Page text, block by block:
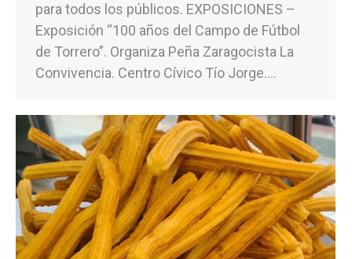
para todos los públicos. EXPOSICIONES –
Exposición “100 años del Campo de Fútbol
de Torrero”. Organiza Peña Zaragocista La
Convivencia. Centro Cívico Tío Jorge.…